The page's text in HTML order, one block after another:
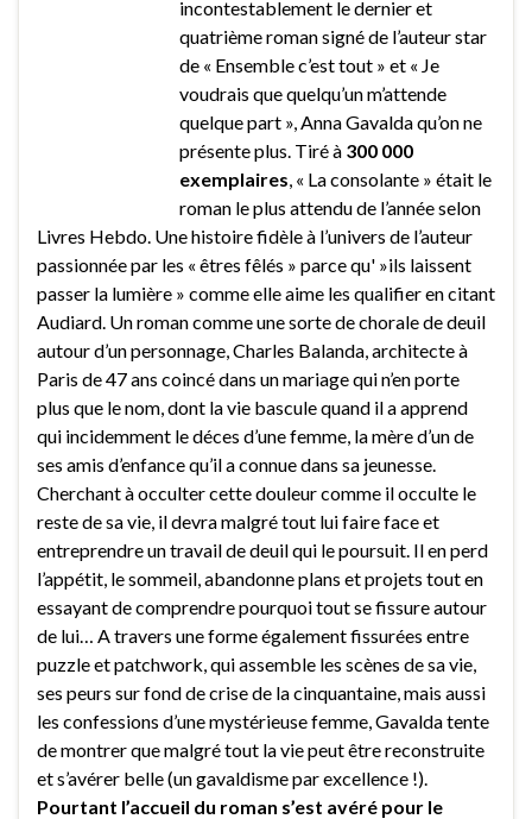
incontestablement le dernier et
quatrième roman signé de l’auteur star
de « Ensemble c’est tout » et « Je
voudrais que quelqu’un m’attende
quelque part », Anna Gavalda qu’on ne
présente plus. Tiré à 300 000
exemplaires , « La consolante » était le
roman le plus attendu de l’année selon
Livres Hebdo. Une histoire fidèle à l’univers de l’auteur
passionnée par les « êtres fêlés » parce qu' »ils laissent
passer la lumière » comme elle aime les qualifier en citant
Audiard. Un roman comme une sorte de chorale de deuil
autour d’un personnage, Charles Balanda, architecte à
Paris de 47 ans coincé dans un mariage qui n’en porte
plus que le nom, dont la vie bascule quand il a apprend
qui incidemment le déces d’une femme, la mère d’un de
ses amis d’enfance qu’il a connue dans sa jeunesse.
Cherchant à occulter cette douleur comme il occulte le
reste de sa vie, il devra malgré tout lui faire face et
entreprendre un travail de deuil qui le poursuit. Il en perd
l’appétit, le sommeil, abandonne plans et projets tout en
essayant de comprendre pourquoi tout se fissure autour
de lui… A travers une forme également fissurées entre
puzzle et patchwork, qui assemble les scènes de sa vie,
ses peurs sur fond de crise de la cinquantaine, mais aussi
les confessions d’une mystérieuse femme, Gavalda tente
de montrer que malgré tout la vie peut être reconstruite
et s’avérer belle (un gavaldisme par excellence !).
Pourtant l’accueil du roman s’est avéré pour le